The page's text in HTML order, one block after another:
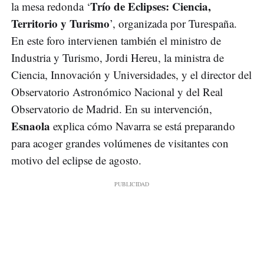
la mesa redonda ‘Trío de Eclipses: Ciencia,
Territorio y Turismo’, organizada por Turespaña.
En este foro intervienen también el ministro de
Industria y Turismo, Jordi Hereu, la ministra de
Ciencia, Innovación y Universidades, y el director del
Observatorio Astronómico Nacional y del Real
Observatorio de Madrid. En su intervención,
Esnaola explica cómo Navarra se está preparando
para acoger grandes volúmenes de visitantes con
motivo del eclipse de agosto.